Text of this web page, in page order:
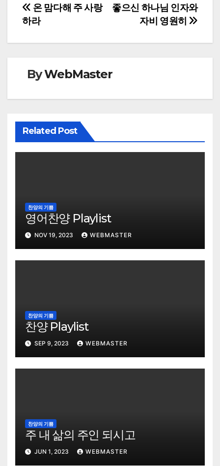
Post
navigation
좋으신 하나님 인자와
자비 영원히
온 맘다해 주 사랑
하라
ByWebMaster
Related Post
찬양의 기쁨
영어찬양 Playlist
NOV 19, 2023 WEBMASTER
찬양의 기쁨
찬양 Playlist
SEP 9, 2023 WEBMASTER
찬양의 기쁨
주 내 삶의 주인 되시고
JUN 1, 2023 WEBMASTER